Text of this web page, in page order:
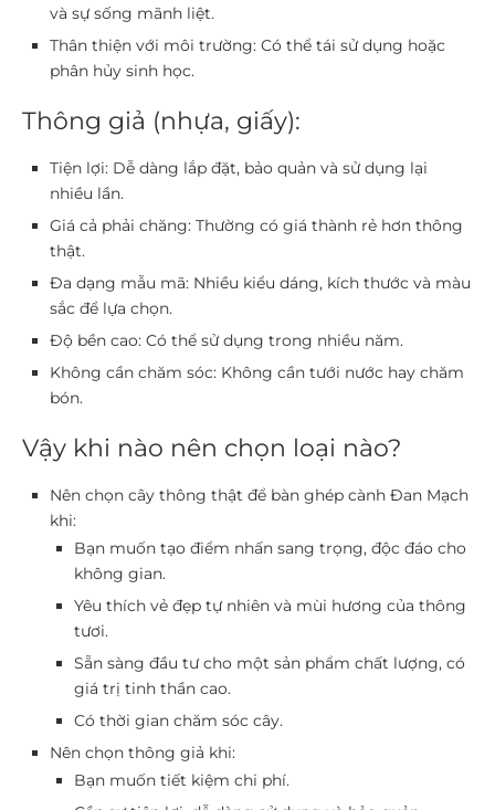
và sự sống mãnh liệt.
Thân thiện với môi trường: Có thể tái sử dụng hoặc
phân hủy sinh học.
Thông giả (nhựa, giấy):
Tiện lợi: Dễ dàng lắp đặt, bảo quản và sử dụng lại
nhiều lần.
Giá cả phải chăng: Thường có giá thành rẻ hơn thông
thật.
Đa dạng mẫu mã: Nhiều kiểu dáng, kích thước và màu
sắc để lựa chọn.
Độ bền cao: Có thể sử dụng trong nhiều năm.
Không cần chăm sóc: Không cần tưới nước hay chăm
bón.
Vậy khi nào nên chọn loại nào?
Nên chọn cây thông thật để bàn ghép cành Đan Mạch
khi:
Bạn muốn tạo điểm nhấn sang trọng, độc đáo cho
không gian.
Yêu thích vẻ đẹp tự nhiên và mùi hương của thông
tươi.
Sẵn sàng đầu tư cho một sản phẩm chất lượng, có
giá trị tinh thần cao.
Có thời gian chăm sóc cây.
Nên chọn thông giả khi:
Bạn muốn tiết kiệm chi phí.